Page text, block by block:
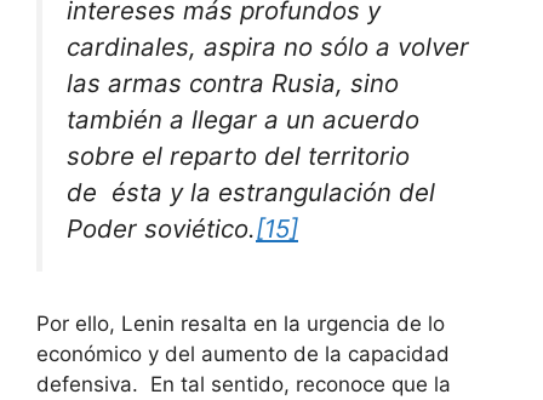
intereses más profundos y
cardinales, aspira no sólo a volver
las armas contra Rusia, sino
también a llegar a un acuerdo
sobre el reparto del territorio
de ésta y la estrangulación del
Poder soviético.[15]
Por ello, Lenin resalta en la urgencia de lo
económico y del aumento de la capacidad
defensiva. En tal sentido, reconoce que la